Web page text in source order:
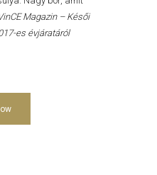
Magazin – Késői
es évjáratáról